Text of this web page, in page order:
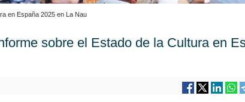
en España 2025 en La Nau
sobre el Estado de la Cultura en